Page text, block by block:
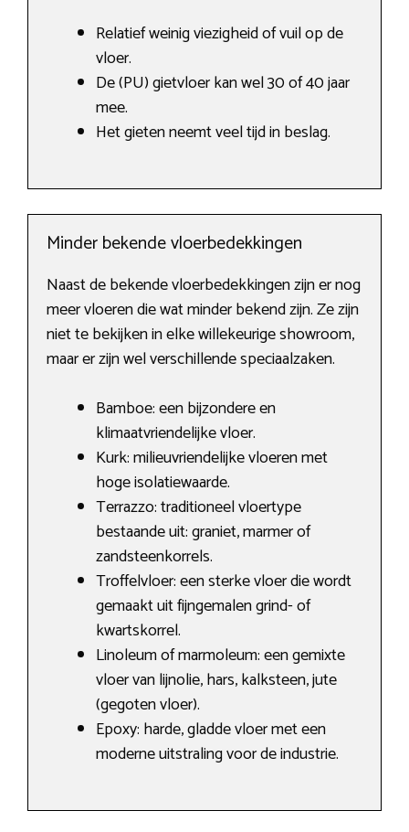
Relatief weinig viezigheid of vuil op de
vloer.
De (PU) gietvloer kan wel 30 of 40 jaar
mee.
Het gieten neemt veel tijd in beslag.
Minder bekende vloerbedekkingen
Naast de bekende vloerbedekkingen zijn er nog
meer vloeren die wat minder bekend zijn. Ze zijn
niet te bekijken in elke willekeurige showroom,
maar er zijn wel verschillende speciaalzaken.
Bamboe: een bijzondere en
klimaatvriendelijke vloer.
Kurk: milieuvriendelijke vloeren met
hoge isolatiewaarde.
Terrazzo: traditioneel vloertype
bestaande uit: graniet, marmer of
zandsteenkorrels.
Troffelvloer: een sterke vloer die wordt
gemaakt uit fijngemalen grind- of
kwartskorrel.
Linoleum of marmoleum: een gemixte
vloer van lijnolie, hars, kalksteen, jute
(gegoten vloer).
Epoxy: harde, gladde vloer met een
moderne uitstraling voor de industrie.